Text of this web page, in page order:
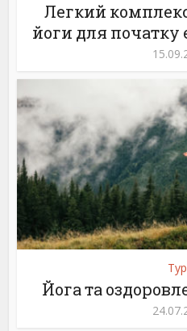
Легкий
йоги для початку
Йога та